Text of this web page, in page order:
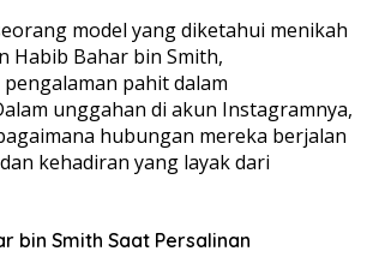
model yang diketahui menikah
Habib Bahar bin Smith,
pahit dalam
unggahan di akun Instagramnya,
hubungan mereka berjalan
kehadiran yang layak dari
bin Smith Saat Persalinan